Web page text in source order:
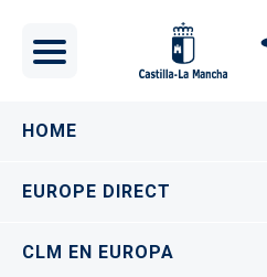
Navegación principal
HOME
EUROPE DIRECT
CLM EN EUROPA